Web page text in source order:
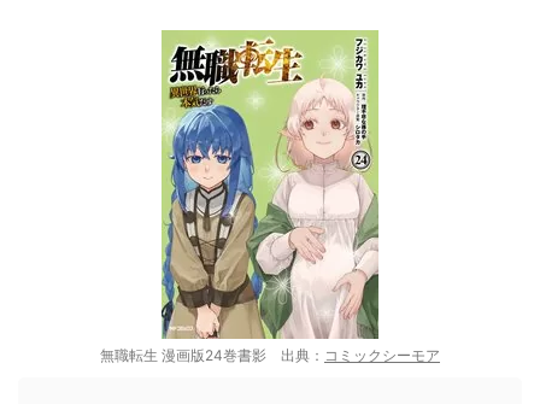
無職転生 漫画版24巻書影 出典： コミックシーモア